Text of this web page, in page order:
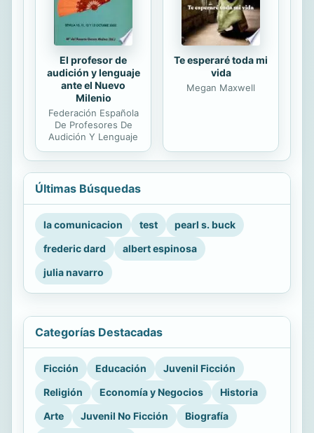
El profesor de
audición y lenguaje
ante el Nuevo
Milenio
Federación Española
De Profesores De
Audición Y Lenguaje
Te esperaré toda mi
vida
Megan Maxwell
Últimas Búsquedas
la comunicacion test
pearl s. buck
frederic dard
albert espinosa
julia navarro
Categorías Destacadas
Ficción Educación
Juvenil Ficción
Religión
Economía y Negocios
Historia
Arte
Juvenil No Ficción Biografía